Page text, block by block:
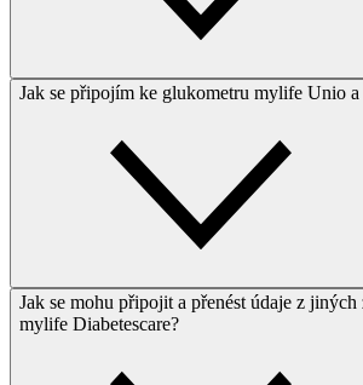
Jak se připojím ke glukometru mylife Unio a
Jak se mohu připojit a přenést údaje z jiných
mylife Diabetescare?